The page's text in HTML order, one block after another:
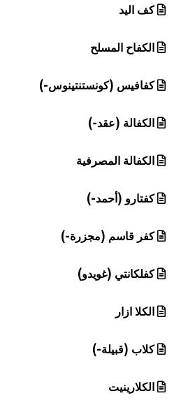
كف اليد
الكفاح المسلح
كفافيس (كونستنتينوس-)
الكفالة (عقد-)
الكفالة المصرفية
كفتارو (أحمد-)
كفر قاسم (مجزرة-)
كفلكانتي (غويدو)
الكلا ازار
كلاب (قبيلة-)
الكلارينيت